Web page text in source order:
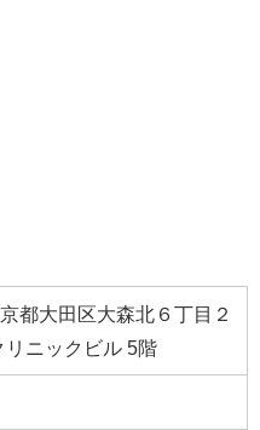
都大田区大森北６丁目２
リニックビル 5階